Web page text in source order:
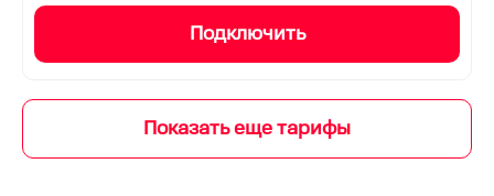
Подключить